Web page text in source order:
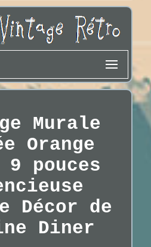
Murale
Orange
9 pouces
Décor de
Diner